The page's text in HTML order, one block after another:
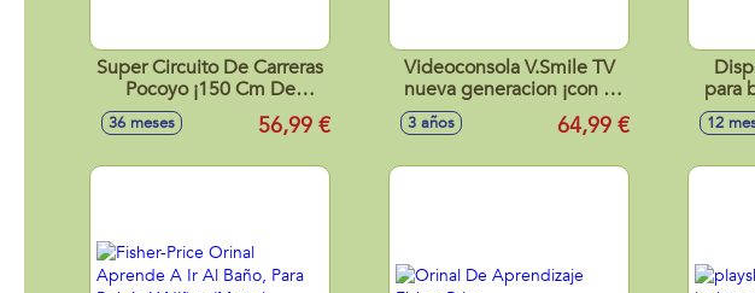
Super Circuito De Carreras
Pocoyo ¡150 Cm De
Tramos Flexibles! El Coche
Tiene Luces Y Sonidos
36 meses 56,99 €
Videoconsola V.Smile TV
nueva generacion ¡con 6
mundos diferentes para
descubrir! 11,5x14,5x2,6
3 años 64,99 €
para
de
12